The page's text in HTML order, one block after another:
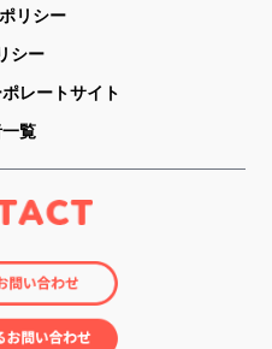
リシー
シー
レートサイト
覧